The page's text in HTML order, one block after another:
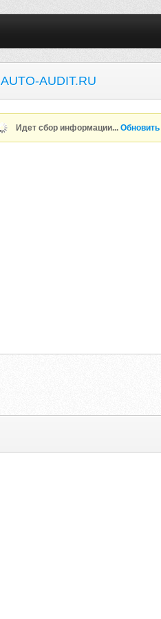
AUTO-AUDIT.RU
Идет сбор информации...Обновить